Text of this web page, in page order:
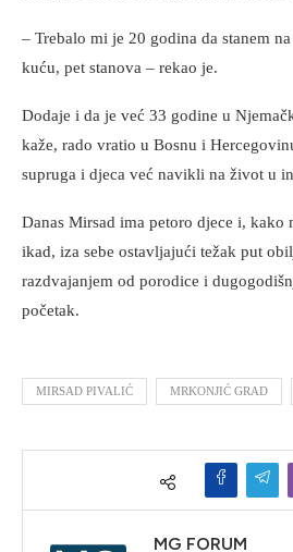
– Trebalo mi je 20 godina da stanem
kuću, pet stanova – rekao je.
Dodaje i da je već 33 godine u
kaže, rado vratio u Bosnu i
supruga i djeca već navikli na život u
Danas Mirsad ima petoro djece i,
ikad, iza sebe ostavljajući težak put
razdvajanjem od porodice i
početak.
MIRSAD PIVALIĆ MRKONJIĆ GRAD
MG FORUM